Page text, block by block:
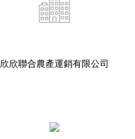
欣欣聯合農產運銷有限公司